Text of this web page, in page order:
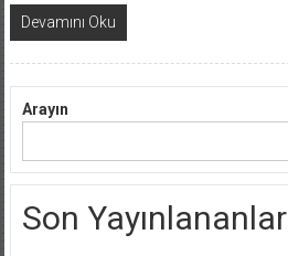
Devamını Oku
Arayın
Son Yayınlananlar